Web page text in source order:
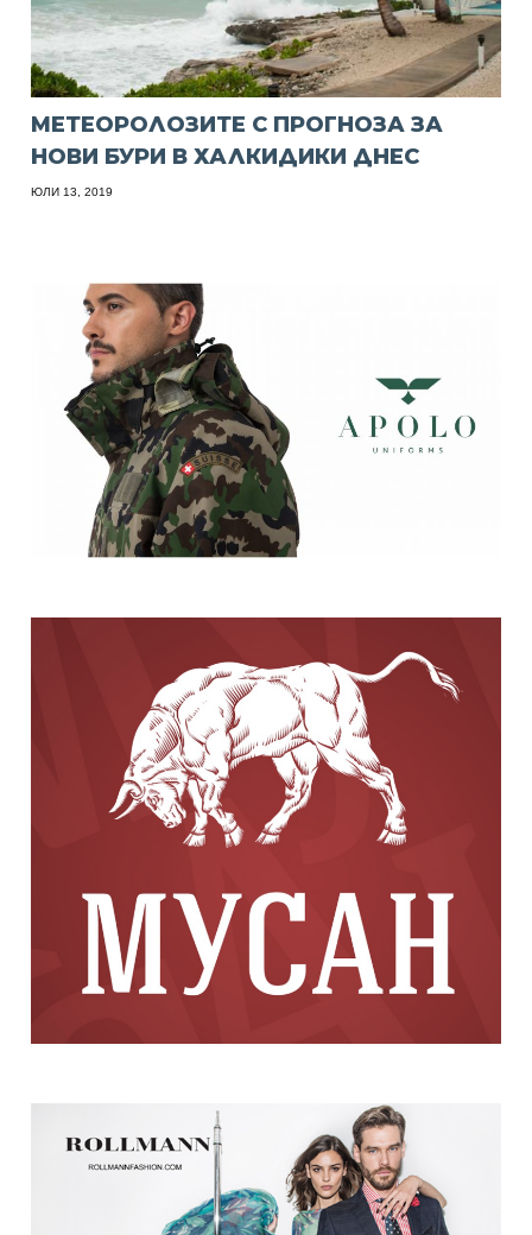
МЕТЕОРОЛОЗИТЕ С ПРОГНОЗА ЗА
НОВИ БУРИ В ХАЛКИДИКИ ДНЕС
ЮЛИ 13, 2019